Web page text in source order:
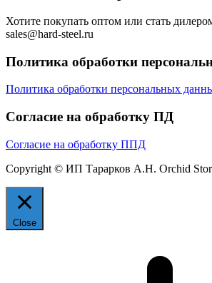
Хотите покупать оптом или стать
sales@hard-steel.ru
Политика обработки
Политика обработки персональных
Согласие на обработку ПД
Согласие на обработку ППД
Copyright © ИП Тарарков А.Н. Orchid
Close